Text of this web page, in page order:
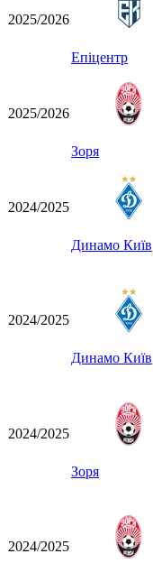
2025/2026
Епіцентр
2025/2026
Зоря
2024/2025
Динамо Київ
2024/2025
Динамо Київ
2024/2025
Зоря
2024/2025